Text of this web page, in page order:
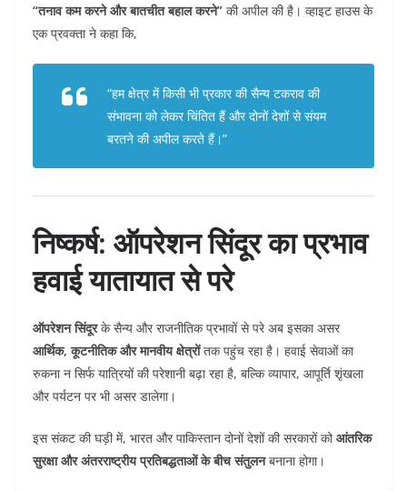
“तनाव कम करने और बातचीत बहाल करने” की अपील की है। व्हाइट हाउस के
एक प्रवक्ता ने कहा कि,
“हम क्षेत्र में किसी भी प्रकार की सैन्य टकराव की
संभावना को लेकर चिंतित हैं और दोनों देशों से संयम
बरतने की अपील करते हैं।”
निष्कर्ष: ऑपरेशन सिंदूर का प्रभाव
हवाई यातायात से परे
ऑपरेशन सिंदूरके सैन्य और राजनीतिक प्रभावों से परे अब इसका असर
आर्थिक, कूटनीतिक और मानवीय क्षेत्रोंतक पहुंच रहा है। हवाई सेवाओं का
रुकना न सिर्फ यात्रियों की परेशानी बढ़ा रहा है, बल्कि व्यापार, आपूर्ति शृंखला
और पर्यटन पर भी असर डालेगा।
इस संकट की घड़ी में, भारत और पाकिस्तान दोनों देशों की सरकारों कोआंतरिक
सुरक्षा और अंतरराष्ट्रीय प्रतिबद्धताओं के बीच संतुलनबनाना होगा।